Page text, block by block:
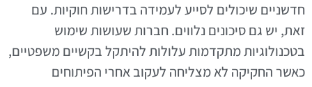
חדשניים שיכולים לסייע לעמידה בדרישות חוקיות. עם
זאת, יש גם סיכונים נלווים. חברות שעושות שימוש
בטכנולוגיות מתקדמות עלולות להיתקל בקשיים משפטיים,
כאשר החקיקה לא מצליחה לעקוב אחרי הפיתוחים